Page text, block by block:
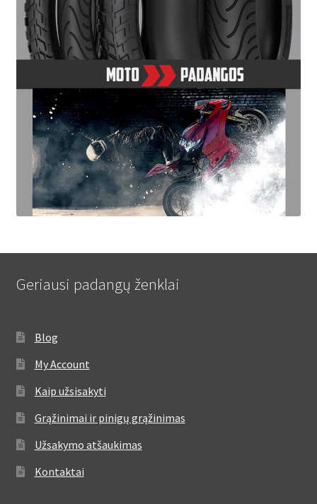
Geriausi padangų ženklai
Blog
My Account
Kaip užsisakyti
Grąžinimai ir pinigų grąžinimas
Užsakymo atšaukimas
Kontaktai